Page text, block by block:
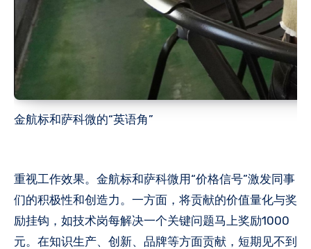
金航标和萨科微的“英语角”
重视工作效果。金航标和萨科微用“价格信号”激发同事
们的积极性和创造力。一方面，将贡献的价值量化与奖
励挂钩，如技术岗每解决一个关键问题马上奖励1000
元。在知识生产、创新、品牌等方面贡献，短期见不到